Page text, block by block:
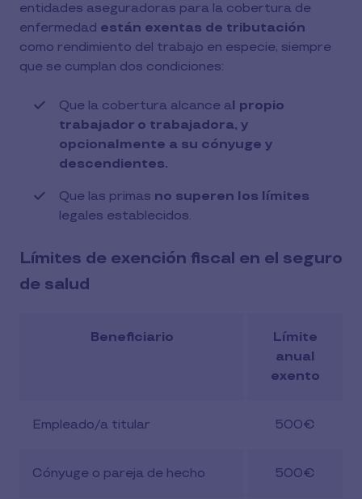
entidades aseguradoras para la cobertura de
enfermedad están exentas de tributación
como rendimiento del trabajo en especie, siempre
que se cumplan dos condiciones:
Que la cobertura alcance al propio
trabajador o trabajadora, y
opcionalmente a su cónyuge y
descendientes.
Que las primas no superen los límites
legales establecidos.
Límites de exención fiscal en el seguro
de salud
Beneficiario
Límite
anual
exento
Empleado/a titular 500€
Cónyuge o pareja de hecho 500€